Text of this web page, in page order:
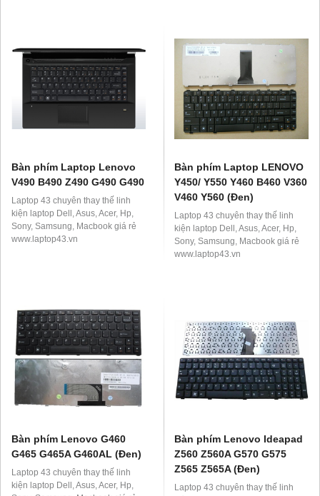
Bàn phím Laptop Lenovo
V490 B490 Z490 G490 G490
Laptop 43 chuyên thay thế linh
kiện laptop Dell, Asus, Acer, Hp,
Sony, Samsung, Macbook giá rẻ
www.laptop43.vn
Bàn phím Laptop LENOVO
Y450/ Y550 Y460 B460 V360
V460 Y560 (Đen)
Laptop 43 chuyên thay thế linh
kiện laptop Dell, Asus, Acer, Hp,
Sony, Samsung, Macbook giá rẻ
www.laptop43.vn
Bàn phím Lenovo G460
G465 G465A G460AL (Đen)
Laptop 43 chuyên thay thế linh
kiện laptop Dell, Asus, Acer, Hp,
Bàn phím Lenovo Ideapad
Z560 Z560A G570 G575
Z565 Z565A (Đen)
Laptop 43 chuyên thay thế linh